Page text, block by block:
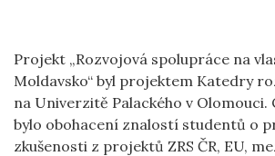
Projekt „Rozvojová spolupráce na
Moldavsko“ byl projektem Katedry
na Univerzitě Palackého v
bylo obohacení znalostí studentů o
zkušenosti z projektů ZRS ČR, EU,